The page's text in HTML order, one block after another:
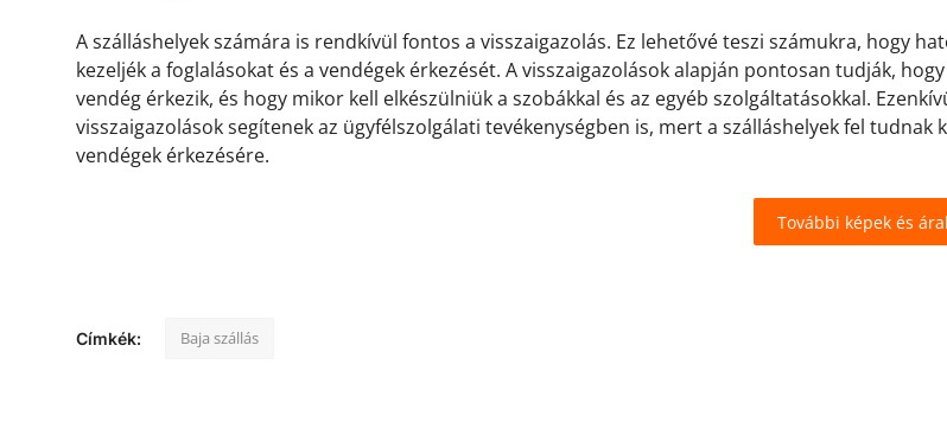
A szálláshelyek számára is rendkívül fontos a visszaigazolás. Ez lehetővé teszi számukra, hogy
kezeljék a foglalásokat és a vendégek érkezését. A visszaigazolások alapján pontosan tudják,
vendég érkezik, és hogy mikor kell elkészülniük a szobákkal és az egyéb szolgáltatásokkal.
visszaigazolások segítenek az ügyfélszolgálati tevékenységben is, mert a szálláshelyek fel tudnak
vendégek érkezésére.
További képek és
Címkék: Baja szállás